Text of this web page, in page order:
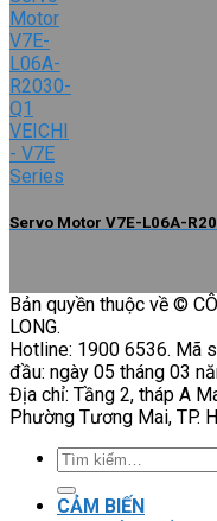
Servo Motor V7E-L06A-
Bản quyền thuộc về ©
LONG.
Hotline: 1900 6536. Mã
đầu: ngày 05 tháng 03
Địa chỉ: Tầng 2, tháp A
Phường Tương Mai, TP.
Tìm
CẢM BIẾN